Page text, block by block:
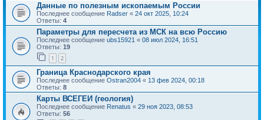
Данные по полезным ископаемым России
Последнее сообщение Radser « 24 окт 2025, 10:24
Ответы: 4
Параметры для пересчета из МСК на всю Россию
Последнее сообщение ubs15921 « 08 июл 2024, 16:51
Ответы: 19
1 2
Граница Краснодарского края
Последнее сообщение Ostran2004 « 13 фев 2024, 00:18
Ответы: 8
Карты ВСЕГЕИ (геология)
Последнее сообщение Renatus « 29 ноя 2023, 08:53
Ответы: 56